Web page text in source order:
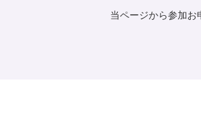
当ページから参加お